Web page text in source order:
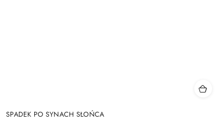
SPADEK PO SYNACH SŁOŃCA